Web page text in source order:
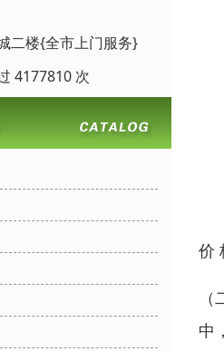
二楼{全市上门服务}
4177810 次
价
中